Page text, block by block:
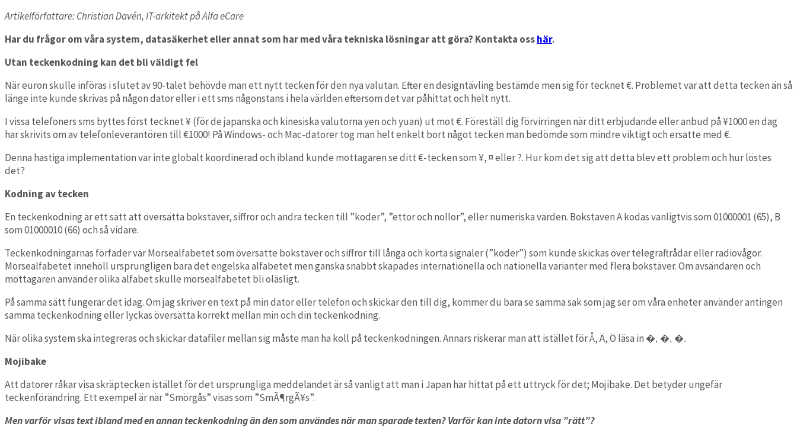
Artikelförfattare: Christian Davén, IT-arkitekt på Alfa eCare
Har du frågor om våra system, datasäkerhet eller annat som har med våra tekniska lösningar att göra? Kontakta osshär.
Utan teckenkodning kan det bli väldigt fel
När euron skulle införas i slutet av 90-talet behövde man ett nytt tecken för den nya valutan. Efter en designtävling bestämde men sig för tecknet €. Problemet var att detta tecken än så
länge inte kunde skrivas på någon dator eller i ett sms någonstans i hela världen eftersom det var påhittat och helt nytt.
I vissa telefoners sms byttes först tecknet¥ (för de japanska och kinesiska valutorna yen och yuan) ut mot €. Föreställ dig förvirringen när ditterbjudande eller anbud på¥1000 en dag
har skrivits om av telefonleverantören till €1000! På Windows- och Mac-datorertog man helt enkelt bort något tecken man bedömde som mindre viktigt ochersatte med €.
Denna hastiga implementation var inte globalt koordinerad och ibland kunde mottagarenseditt€-teckensom¥, ¤ eller ?. Hur kom det sig att detta blev ett problem och hur löstes
det?
Kodning av tecken
En teckenkodning är ett sätt att översätta bokstäver, siffror och andra tecken till ”koder”, ”ettor och nollor”, eller numeriska värden. Bokstaven A kodasvanligtvissom01000001 (65), B
som01000010(66) och så vidare.
Teckenkodningarnas förfader var Morsealfabetet som översatte bokstäver och siffror till långa och korta signaler (”koder”) som kunde skickas över telegraftrådar eller radiovågor.
Morsealfabetet innehöll ursprungligen bara det engelska alfabetet men ganska snabbt skapades internationella och nationella varianter med flera bokstäver. Om avsändaren och
mottagaren använder olika alfabet skulle morsealfabetet bli oläsligt.
På samma sätt fungerar det idag. Om jag skriver en text på min dator eller telefon och skickar den till dig, kommer du bara se samma sak som jag ser om våra enheter använder antingen
samma teckenkodning eller lyckas översätta korrekt mellan min och din teckenkodning.
När olika system ska integreras och skickar datafiler mellan sig måste man ha koll på teckenkodningen. Annars riskerar man att istället för Å, Ä, Ö läsa in �, �, �.
Mojibake
Att datorer råkar visa skräptecken istället för det ursprungliga meddelandet är så vanligt att man i Japan har hittat på ett uttryck för det; Mojibake. Det betyder ungefär
teckenförändring. Ett exempel är när ”Smörgås” visas som ”SmÃ¶rgÃ¥s”.
Men varför visas text ibland med en annan teckenkodning än den som användes när man sparade texten? Varför kan inte datorn visa ”rätt”?